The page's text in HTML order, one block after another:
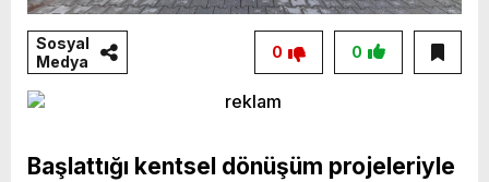
Sosyal
Medya
0
0
Başlattığı kentsel dönüşüm projeleriyle